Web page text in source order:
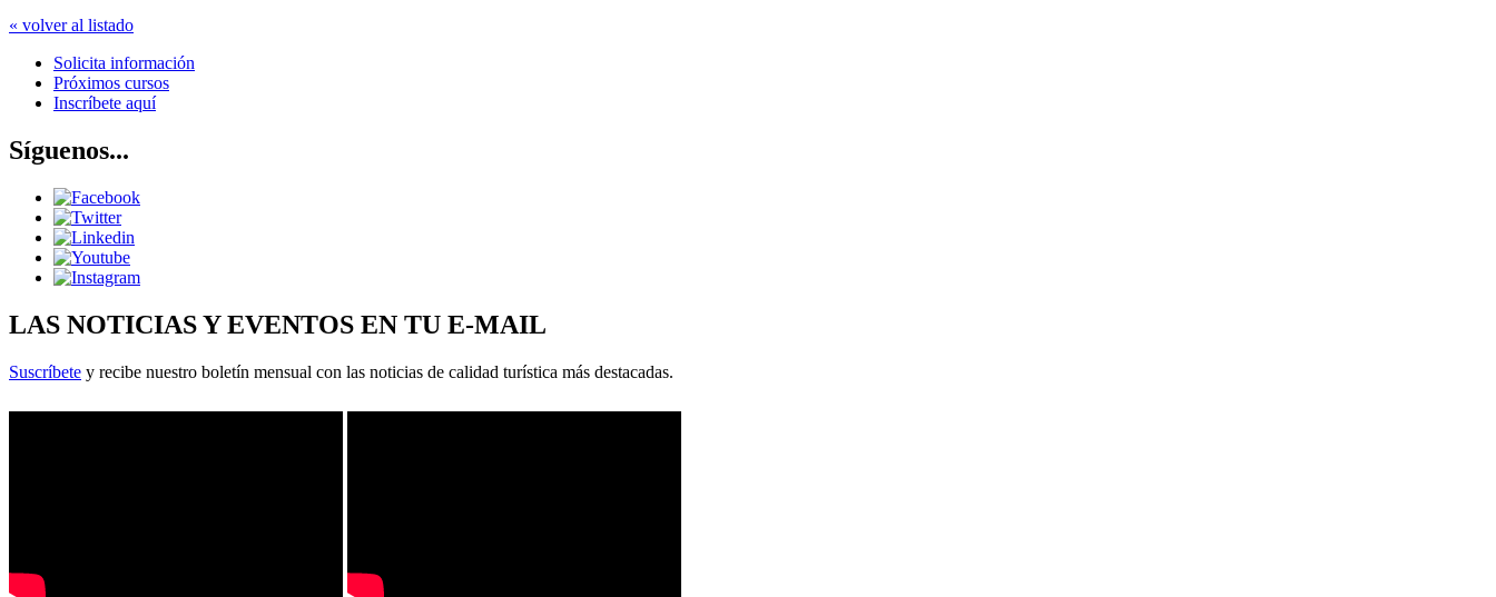
« volver al listado
Solicita información
Próximos cursos
Inscríbete aquí
Síguenos...
LAS NOTICIAS Y EVENTOS EN TU E-MAIL
Suscríbete y recibe nuestro boletín mensual con las noticias de calidad turística más destacadas.